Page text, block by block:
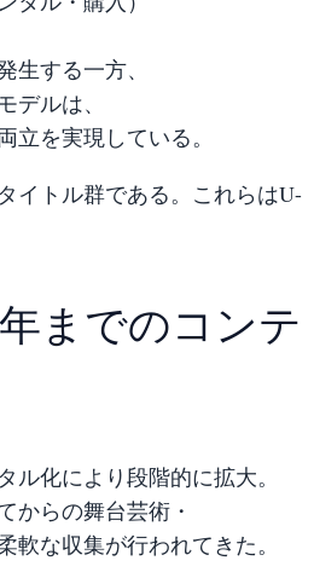
する一方、
ルは、
を実現している。
イトル群である。これらはU-
までのコンテ
化により段階的に拡大。
からの舞台芸術・
な収集が行われてきた。